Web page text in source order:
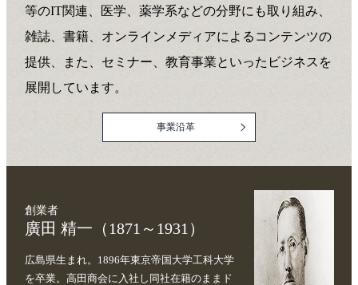
等のIT関連、医学、薬学系などの分野にも取り組み、
雑誌、書籍、オンラインメディアによるコンテンツの
提供、また、セミナー、教育事業といったビジネスを
展開しています。
事業沿革
創業者
廣田 精一（1871～1931）
広島県生まれ。1896年東京帝国大学工科大学
を卒業。高田商会に入社し同社在籍のままド